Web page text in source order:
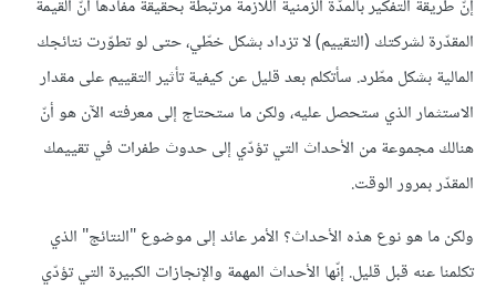
إنّ طريقة التفكير بالمدّة الزمنية اللازمة مرتبطة بحقيقة مفادها أنّ القيمة
المقدّرة لشركتك (التقييم) لا تزداد بشكل خطّي، حتى لو تطوّرت نتائجك
المالية بشكل مطّرد. سأتكلم بعد قليل عن كيفية تأثير التقييم على مقدار
الاستثمار الذي ستحصل عليه، ولكن ما ستحتاج إلى معرفته اﻵن هو أنّ
هنالك مجموعة من اﻷحداث التي تؤدّي إلى حدوث طفرات في تقييمك
المقدّر بمرور الوقت.
ولكن ما هو نوع هذه اﻷحداث؟ اﻷمر عائد إلى موضوع "النتائج" الذي
تكلمنا عنه قبل قليل. إنّها اﻷحداث المهمة واﻹنجازات الكبيرة التي تؤدّي